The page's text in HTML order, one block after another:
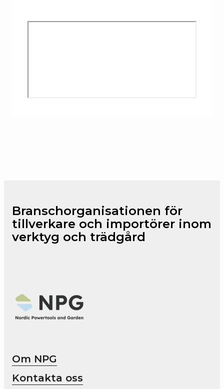
Branschorganisationen för
tillverkare och importörer inom
verktyg och trädgård
Om NPG
Kontakta oss